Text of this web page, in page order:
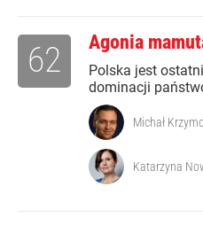
Agonia
Polska jest
dominacji
62
Michał
Katarzyna